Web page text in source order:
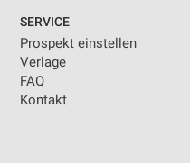
SERVICE
Prospekt einstellen
Verlage
FAQ
Kontakt